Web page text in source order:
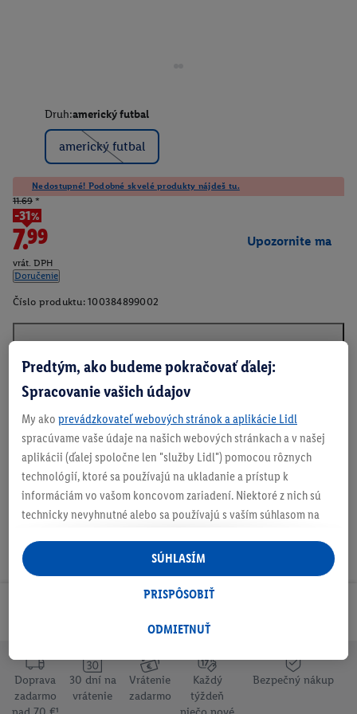
Druh:americký futbal
americký futbal
Nedostupné! Podobné skvelé produkty nájdeš tu.
11.69 *
-31%
7.99
vrát. DPH
Doručenie
Upozornite ma
Číslo produktu: 100384899002
O produkte
Podrobnosti o bezpecnosti produktu
Doprava
zadarmo
30 dní na
vrátenie
Vrátenie
zadarmo
Každý
týždeň
Bezpečný nákup
Predtým, ako budeme pokračovať ďalej:
Spracovanie vašich údajov
My ako prevádzkovateľ webových stránok a aplikácie Lidl
spracúvame vaše údaje na našich webových stránkach a v našej
aplikácii (ďalej spoločne len "služby Lidl") pomocou rôznych
technológií, ktoré sa používajú na ukladanie a prístup k
informáciám vo vašom koncovom zariadení. Niektoré z nich sú
technicky nevyhnutné alebo sa používajú s vaším súhlasom na
personalizovanú reklamu v rámci služieb Lidl aj mimo nich. Ak
ste účastníkom programu Lidl Plus, na tieto účely sa spracúvajú
aj údaje z vášho nákupného správania v obchode.
následne si vytvoríte účet Lidl Plus alebo sa prihlásite do svojho
tiež vytvoriť špeciálny online identifikátor z e-mailovej adresy,
ktorú tam uvediete, aby sme vás mohli rozpoznať v službách
prevádzkovaných tretími stranami a zobrazovať vám
ODMIETNUŤ
PRISPÔSOBIŤ
SÚHLASÍM